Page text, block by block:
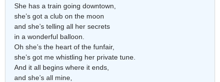
She has a train going downtown,
she’s got a club on the moon
and she’s telling all her secrets
in a wonderful balloon.
Oh she’s the heart of the funfair,
she’s got me whistling her private tune.
And it all begins where it ends,
and she’s all mine,